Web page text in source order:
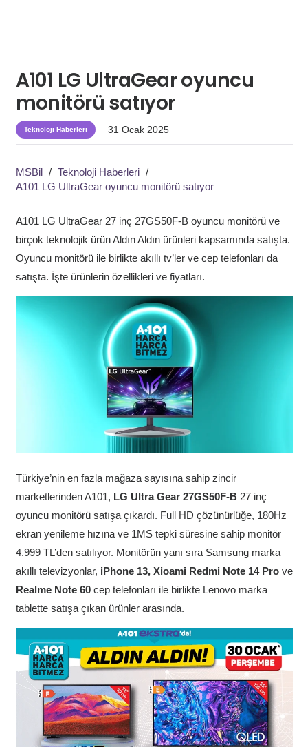
A101 LG UltraGear oyuncu
monitörü satıyor
Teknoloji Haberleri 31 Ocak 2025
MSBil / Teknoloji Haberleri /
A101 LG UltraGear oyuncu monitörü satıyor
A101 LG UltraGear 27 inç 27GS50F-B oyuncu monitörü ve
birçok teknolojik ürün Aldın Aldın ürünleri kapsamında satışta.
Oyuncu monitörü ile birlikte akıllı tv’ler ve cep telefonları da
satışta. İşte ürünlerin özellikleri ve fiyatları.
Türkiye’nin en fazla mağaza sayısına sahip zincir
marketlerinden A101, LG Ultra Gear 27GS50F-B27 inç
oyuncu monitörü satışa çıkardı. Full HD çözünürlüğe, 180Hz
ekran yenileme hızına ve 1MS tepki süresine sahip monitör
4.999 TL’den satılıyor. Monitörün yanı sıra Samsung marka
akıllı televizyonlar, iPhone 13, Xioami Redmi Note 14 Prove
Realme Note 60cep telefonları ile birlikte Lenovo marka
tablette satışa çıkan ürünler arasında.